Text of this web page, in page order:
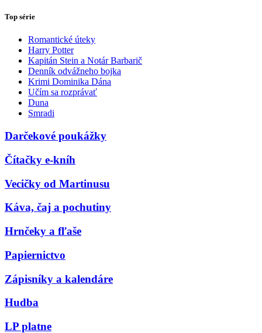
Top série
Romantické úteky
Harry Potter
Kapitán Stein a Notár Barbarič
Denník odvážneho bojka
Krimi Dominika Dána
Učím sa rozprávať
Duna
Smradi
Darčekové poukážky
Čítačky e-kníh
Vecičky od Martinusu
Káva, čaj a pochutiny
Hrnčeky a fľaše
Papiernictvo
Zápisníky a kalendáre
Hudba
LP platne